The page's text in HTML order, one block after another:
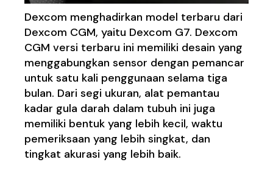
Dexcom menghadirkan model terbaru dari
Dexcom CGM, yaitu Dexcom G7. Dexcom
CGM versi terbaru ini memiliki desain yang
menggabungkan sensor dengan pemancar
untuk satu kali penggunaan selama tiga
bulan. Dari segi ukuran, alat pemantau
kadar gula darah dalam tubuh ini juga
memiliki bentuk yang lebih kecil, waktu
pemeriksaan yang lebih singkat, dan
tingkat akurasi yang lebih baik.